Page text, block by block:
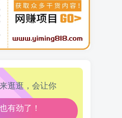
大全
，淘宝逛逛短视频带货
小店运营课
逛逛，会让你
美好了！
舒畅了！